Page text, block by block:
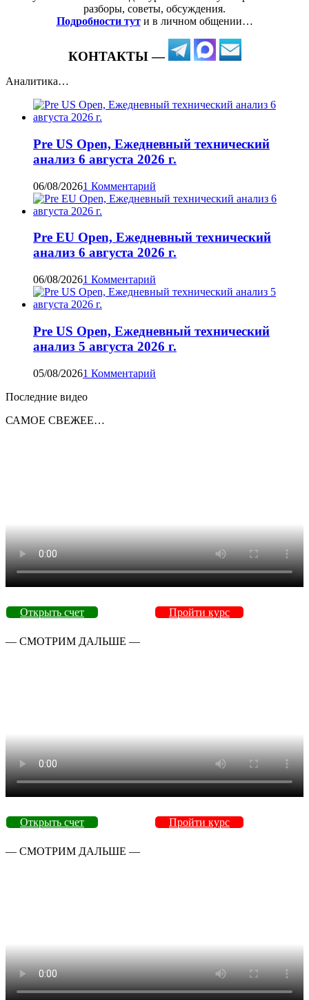
разборы, советы, обсуждения.
Подробности тут и в личном общении…
КОНТАКТЫ —
Аналитика…
Pre US Open, Ежедневный технический
анализ 6 августа 2026 г.
06/08/20261 Комментарий
Pre EU Open, Ежедневный технический
анализ 6 августа 2026 г.
06/08/20261 Комментарий
Pre US Open, Ежедневный технический
анализ 5 августа 2026 г.
05/08/20261 Комментарий
Последние видео
САМОЕ СВЕЖЕЕ…
Открыть счет Пройти курс
— СМОТРИМ ДАЛЬШЕ —
Открыть счет Пройти курс
— СМОТРИМ ДАЛЬШЕ —